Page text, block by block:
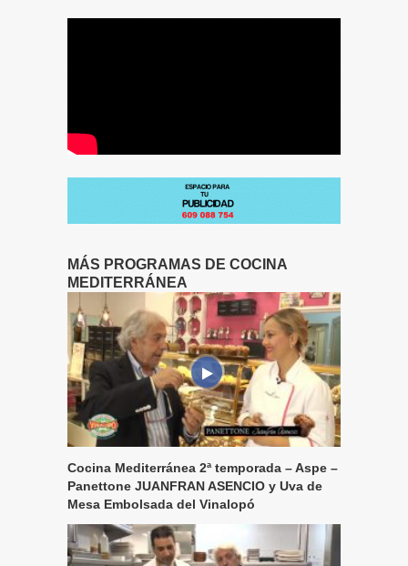
MÁS PROGRAMAS DE COCINA
MEDITERRÁNEA
Cocina Mediterránea 2ª temporada – Aspe –
Panettone JUANFRAN ASENCIO y Uva de
Mesa Embolsada del Vinalopó